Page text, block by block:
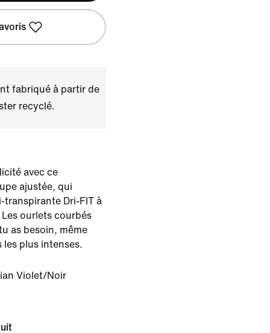
fabriqué à partir de
recyclé.
avec ce
ajustée, qui
Dri-FIT à
ourlets courbés
as besoin, même
plus intenses.
Violet/Noir